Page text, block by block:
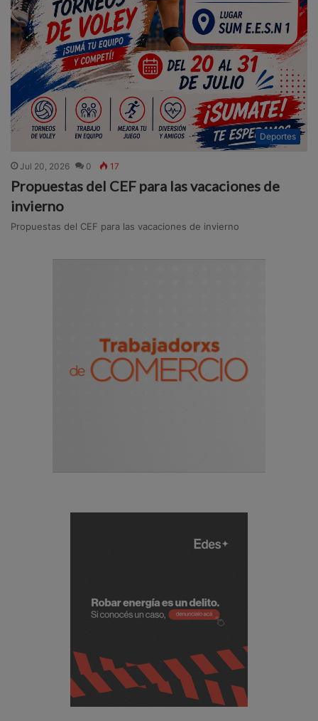
Deportes
Jul 20, 2026 0 17
Propuestas del CEF para las vacaciones de
invierno
Propuestas del CEF para las vacaciones de invierno